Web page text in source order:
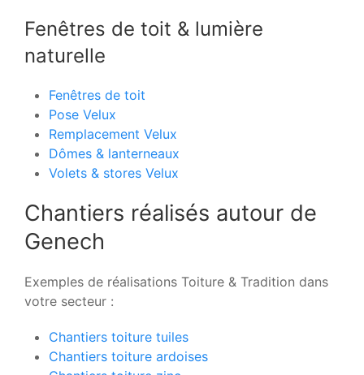
Fenêtres de toit & lumière
naturelle
Fenêtres de toit
Pose Velux
Remplacement Velux
Dômes & lanterneaux
Volets & stores Velux
Chantiers réalisés autour de
Genech
Exemples de réalisations Toiture & Tradition dans
votre secteur :
Chantiers toiture tuiles
Chantiers toiture ardoises